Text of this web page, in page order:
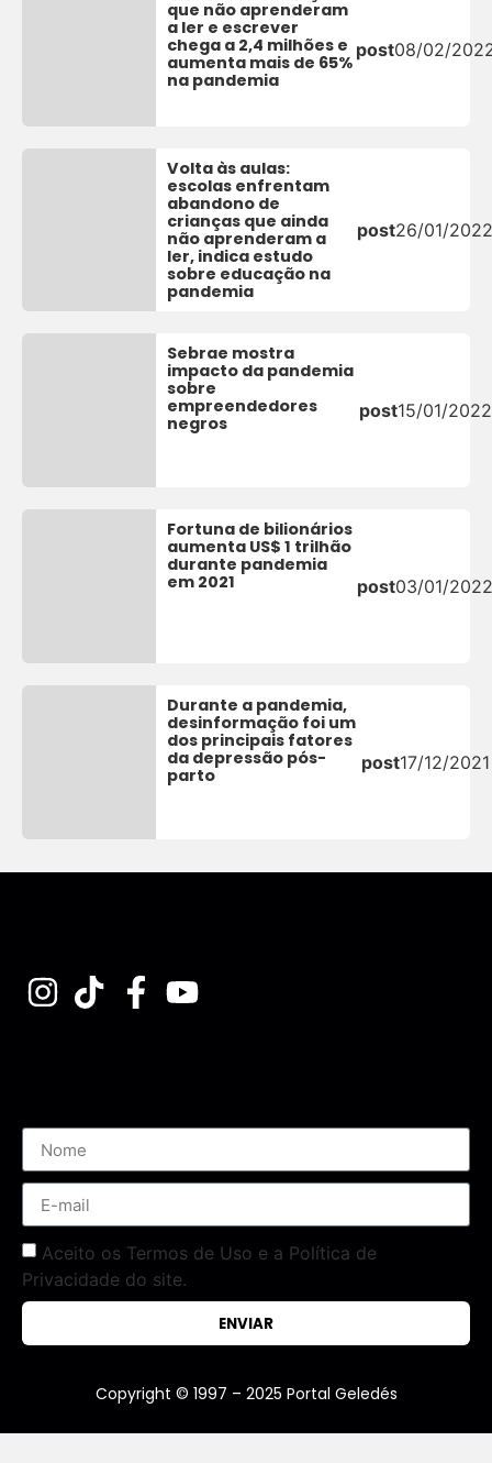
que não aprenderam
a ler e escrever
chega a 2,4 milhões e
aumenta mais de 65%
na pandemia
post08/02/
Volta às aulas:
escolas enfrentam
abandono de
crianças que ainda
não aprenderam a
ler, indica estudo
sobre educação na
pandemia
post26/01/
Sebrae mostra
impacto da pandemia
sobre
empreendedores
negros
post15/01/2022
Fortuna de bilionários
aumenta US$ 1 trilhão
durante pandemia
em 2021
post03/01/
Durante a pandemia,
desinformação foi um
dos principais fatores
da depressão pós-
parto
post17/12/2021
Aceito os Termos de Uso e a Política de
Privacidade do site.
ENVIAR
Copyright © 1997 – 2025 Portal Geledés